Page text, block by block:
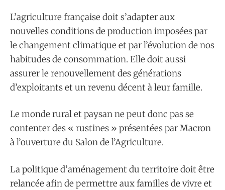
L’agriculture française doit s’adapter aux
nouvelles conditions de production imposées par
le changement climatique et par l’évolution de nos
habitudes de consommation. Elle doit aussi
assurer le renouvellement des générations
d’exploitants et un revenu décent à leur famille.
Le monde rural et paysan ne peut donc pas se
contenter des « rustines » présentées par Macron
à l’ouverture du Salon de l’Agriculture.
La politique d’aménagement du territoire doit être
relancée afin de permettre aux familles de vivre et